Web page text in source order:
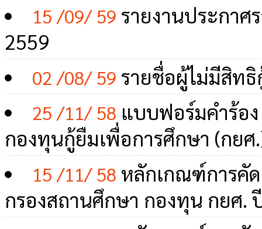
15 /09/ 59 รายงานประกา
2559
02 /08/ 59 รายชื่อผู้ไม่มีสิท
25 /11/ 58 แบบฟอร์มคำร้อ
กองทุนกู้ยืมเพื่อการศึกษา (กยศ
15 /11/ 58 หลักเกณฑ์การคั
กรองสถานศึกษา กองทุน กยศ.